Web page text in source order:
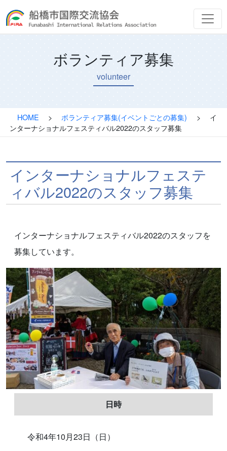
ボランティア募集
volunteer
HOME > ボランティア募集(イベントごとの募集) >
イ
ンターナショナルフェスティバル2022のスタッフ募集
インターナショナルフェステ
ィバル2022のスタッフ募集
インターナショナルフェスティバル2022のスタッフを
募集しています。
日時
令和4年10月23日（日）